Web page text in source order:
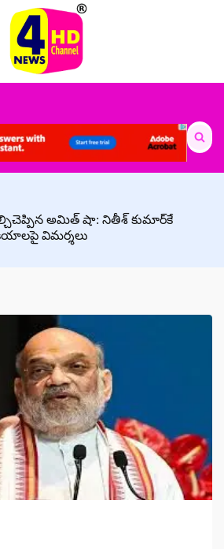
Search
for:
అమిత్ షా: నితీశ్ కుమార్‌కే
విమర్శలు